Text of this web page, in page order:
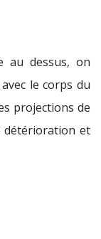
au dessus, on
le corps du
projections de
détérioration et